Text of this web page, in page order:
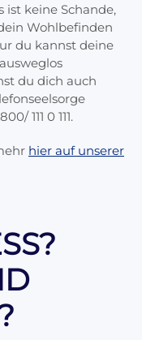
ist keine Schande,
Wohlbefinden
du kannst deine
du dich auch
111 0 111.
hier auf unserer